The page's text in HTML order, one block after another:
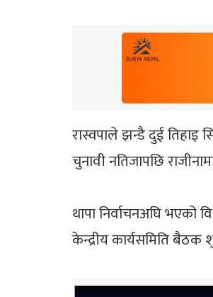
रास्वपाले झन्डै दुई तिहाइ
चुनावी नतिजापछि
थापा निर्वाचनअघि भएको
केन्द्रीय कार्यसमिति बैठक